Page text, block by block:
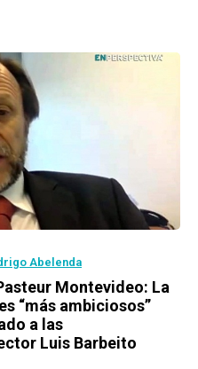
Abelenda
Montevideo: La
“más ambiciosos”
a las
Luis Barbeito